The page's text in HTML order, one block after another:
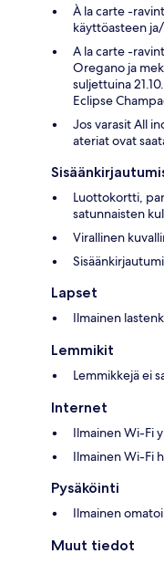
À la carte -
käyttöasteen
A la carte -
Oregano ja
suljettuina
Eclipse
Jos varasit All
ateriat ovat
Luottokortti,
satunnaisten
Virallinen
Lapset
Ilmainen
Lemmikit
Lemmikkejä ei
Internet
Ilmainen Wi-Fi
Ilmainen Wi-Fi
Pysäköinti
Ilmainen
Muut tiedot